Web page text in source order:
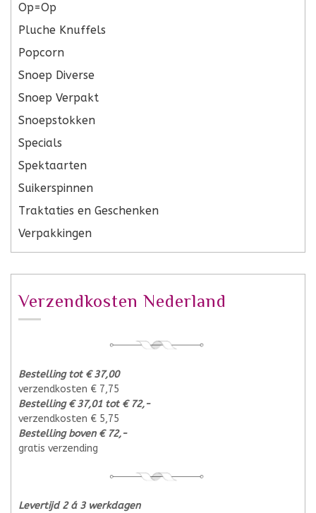
Op=Op
Pluche Knuffels
Popcorn
Snoep Diverse
Snoep Verpakt
Snoepstokken
Specials
Spektaarten
Suikerspinnen
Traktaties en Geschenken
Verpakkingen
Verzendkosten Nederland
Bestelling tot € 37,00
verzendkosten € 7,75
Bestelling € 37,01 tot € 72,-
verzendkosten € 5,75
Bestelling boven € 72,-
gratis verzending
Levertijd 2 á 3 werkdagen